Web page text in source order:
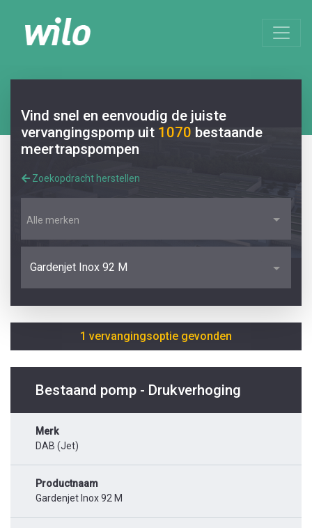
Vind snel en eenvoudig de juiste
vervangingspomp uit 1070 bestaande
meertrapspompen
Zoekopdracht herstellen
Alle merken
Gardenjet Inox 92 M
1 vervangingsoptie gevonden
Bestaand pomp - Drukverhoging
Merk
DAB (Jet)
Productnaam
Gardenjet Inox 92 M